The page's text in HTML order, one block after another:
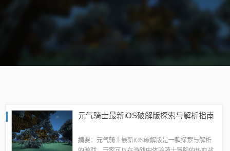
元气骑士最新iOS破解版探索与解析指南
摘要：元气骑士最新iOS破解版是一款探索与解析